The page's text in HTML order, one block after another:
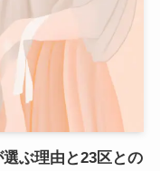
ぶ理由と23区との